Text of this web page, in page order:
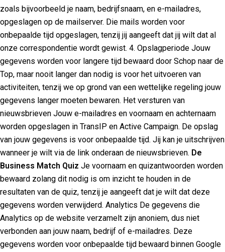
zoals bijvoorbeeld je naam, bedrijfsnaam, en e-mailadres,
opgeslagen op de mailserver. Die mails worden voor
onbepaalde tijd opgeslagen, tenzij jij aangeeft dat jij wilt dat al
onze correspondentie wordt gewist. 4. Opslagperiode Jouw
gegevens worden voor langere tijd bewaard door Schop naar de
Top, maar nooit langer dan nodig is voor het uitvoeren van
activiteiten, tenzij we op grond van een wettelijke regeling jouw
gegevens langer moeten bewaren. Het versturen van
nieuwsbrieven Jouw e-mailadres en voornaam en achternaam
worden opgeslagen in TransIP en Active Campaign. De opslag
van jouw gegevens is voor onbepaalde tijd. Jij kan je uitschrijven
wanneer je wilt via de link onderaan de nieuwsbrieven. De
Business Match Quiz Je voornaam en quizantwoorden worden
bewaard zolang dit nodig is om inzicht te houden in de
resultaten van de quiz, tenzij je aangeeft dat je wilt dat deze
gegevens worden verwijderd. Analytics De gegevens die
Analytics op de website verzamelt zijn anoniem, dus niet
verbonden aan jouw naam, bedrijf of e-mailadres. Deze
gegevens worden voor onbepaalde tijd bewaard binnen Google